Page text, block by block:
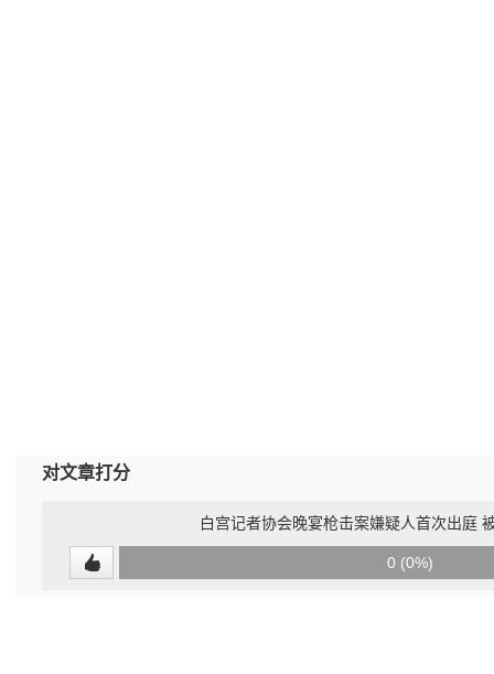
对文章打分
白宫记者协会晚宴枪击案嫌疑人首次出庭
0 (0%)